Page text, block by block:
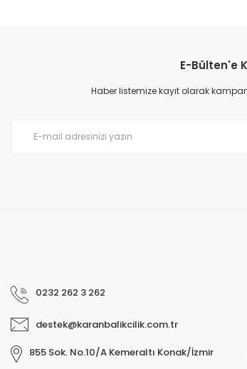
Ürün açıklamasında eksik bilgiler bulunuyor.
Ürün bilgilerinde hatalar bulunuyor.
E-Bülten'e
Haber listemize kayıt olarak
0232 262 3 262
destek@karanbalikcilik.com.tr
855 Sok. No.10/A Kemeraltı Konak/İzmir